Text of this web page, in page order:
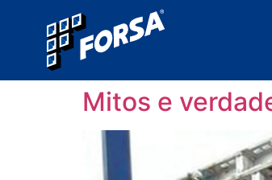
Mitos e